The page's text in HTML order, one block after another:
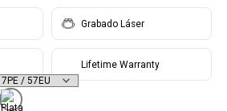
Grabado Láser
Lifetime Warranty